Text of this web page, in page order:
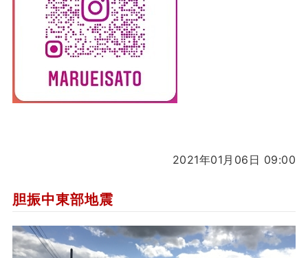
2021年01月06日 09:00
胆振中東部地震